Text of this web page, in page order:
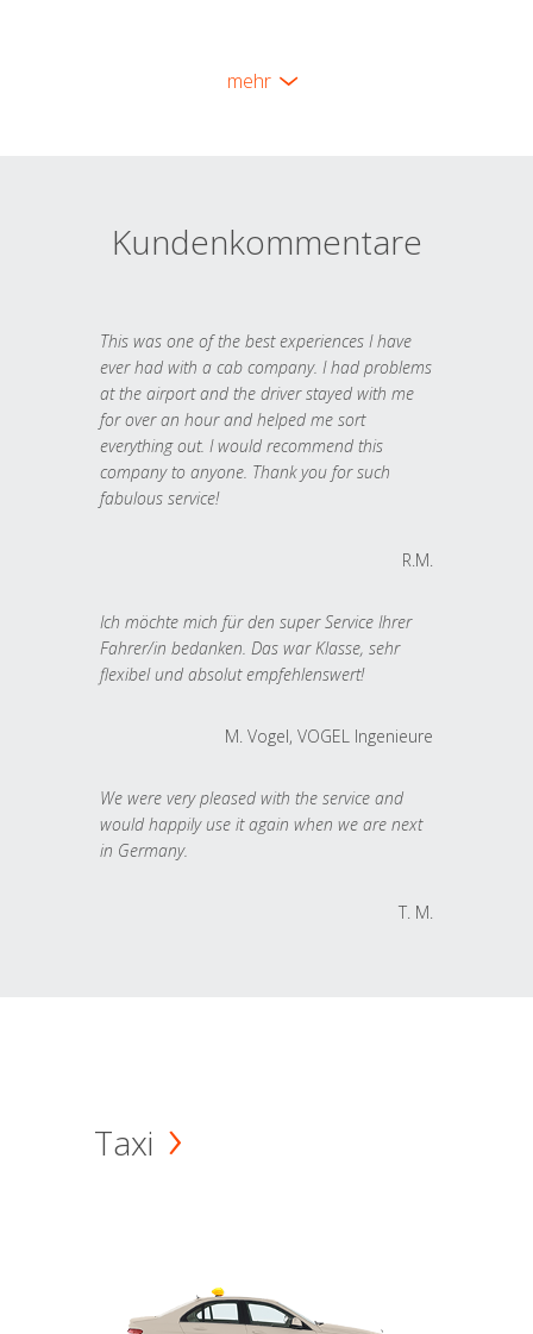
mehr
Kundenkommentare
This was one of the best experiences I have
ever had with a cab company. I had problems
at the airport and the driver stayed with me
for over an hour and helped me sort
everything out. I would recommend this
company to anyone. Thank you for such
fabulous service!
R.M.
Ich möchte mich für den super Service Ihrer
Fahrer/in bedanken. Das war Klasse, sehr
flexibel und absolut empfehlenswert!
M. Vogel, VOGEL Ingenieure
We were very pleased with the service and
would happily use it again when we are next
in Germany.
T. M.
Taxi